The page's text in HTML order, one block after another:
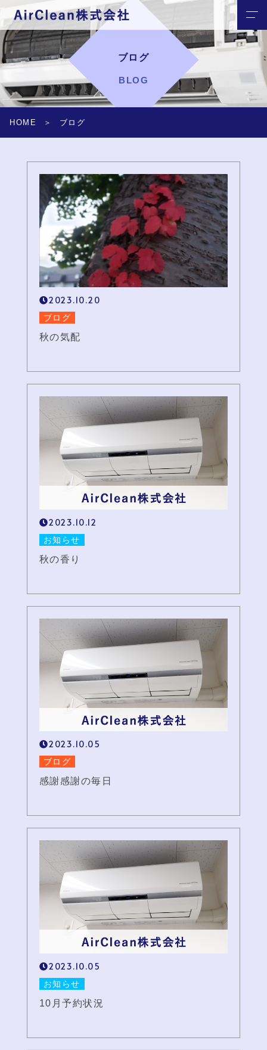
ブログ
BLOG
HOME ブログ
2023.10.20
ブログ
秋の気配
2023.10.12
お知らせ
秋の香り
2023.10.05
ブログ
感謝感謝の毎日
2023.10.05
お知らせ
10月予約状況